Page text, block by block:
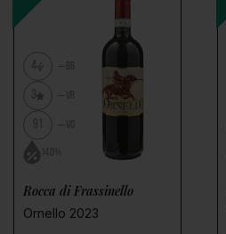
4 BB
3 VR
91 VO
Rocca di Frassinello
Ornello 2023